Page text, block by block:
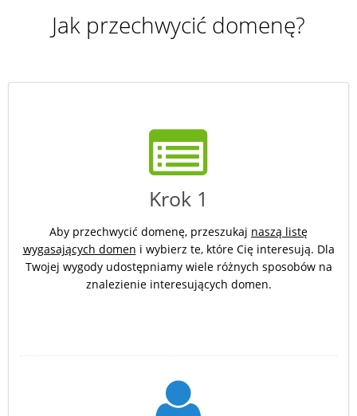
Jak przechwycić domenę?
Krok 1
Aby przechwycić domenę, przeszukaj naszą listę
wygasających domen i wybierz te, które Cię interesują. Dla
Twojej wygody udostępniamy wiele różnych sposobów na
znalezienie interesujących domen.